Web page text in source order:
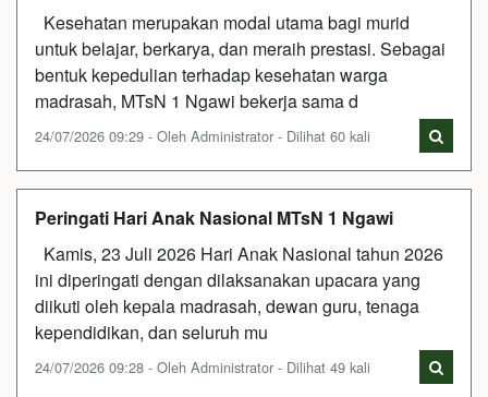
Kesehatan merupakan modal utama bagi murid
untuk belajar, berkarya, dan meraih prestasi. Sebagai
bentuk kepedulian terhadap kesehatan warga
madrasah, MTsN 1 Ngawi bekerja sama d
24/07/2026 09:29 - Oleh Administrator - Dilihat 60 kali
Peringati Hari Anak Nasional MTsN 1 Ngawi
Kamis, 23 Juli 2026 Hari Anak Nasional tahun 2026
ini diperingati dengan dilaksanakan upacara yang
diikuti oleh kepala madrasah, dewan guru, tenaga
kependidikan, dan seluruh mu
24/07/2026 09:28 - Oleh Administrator - Dilihat 49 kali